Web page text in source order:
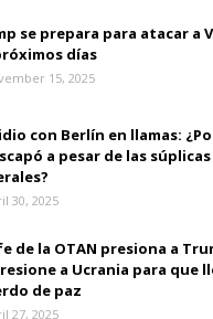
se prepara para atacar a
días
15, 2025
con Berlín en llamas:
a pesar de las
30, 2025
de la OTAN presiona a
a Ucrania para que
de paz
27, 2025